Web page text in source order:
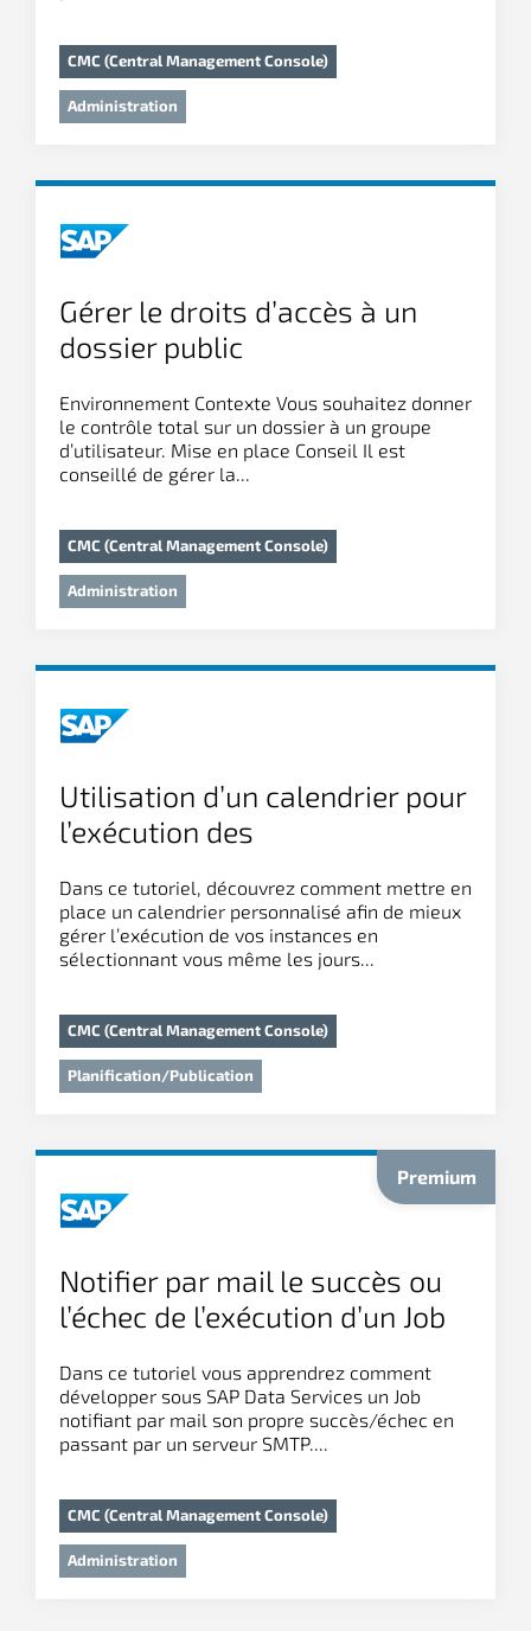
CMC (Central Management Console)
Administration
Gérer le droits d’accès à un
dossier public
Environnement Contexte Vous souhaitez donner
le contrôle total sur un dossier à un groupe
d’utilisateur. Mise en place Conseil Il est
conseillé de gérer la...
CMC (Central Management Console)
Administration
Utilisation d’un calendrier pour
l’exécution des
Dans ce tutoriel, découvrez comment mettre en
place un calendrier personnalisé afin de mieux
gérer l’exécution de vos instances en
sélectionnant vous même les jours...
CMC (Central Management Console)
Planification/Publication
Notifier par mail le succès ou
l’échec de l’exécution d’un Job
Dans ce tutoriel vous apprendrez comment
développer sous SAP Data Services un Job
notifiant par mail son propre succès/échec en
passant par un serveur SMTP....
CMC (Central Management Console)
Administration